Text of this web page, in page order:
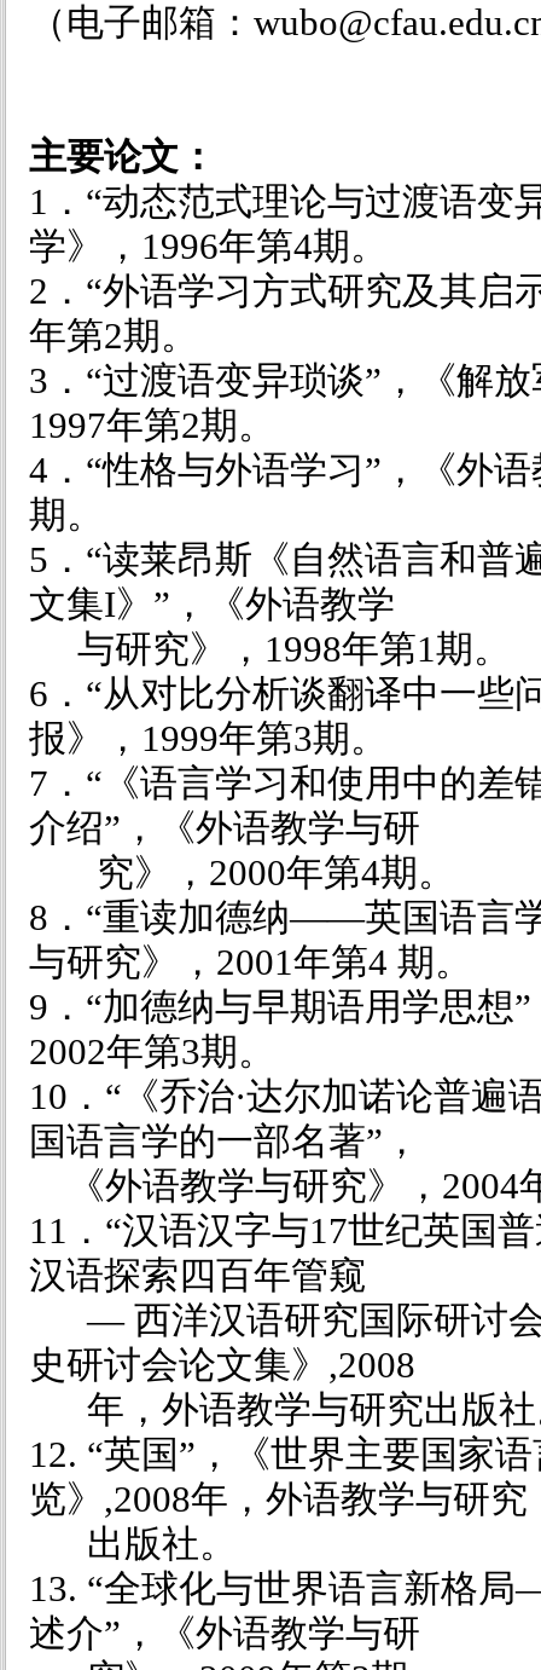
（电子邮箱：
主要论文：
1．“动态范式理论与过渡语变
学》， 1996年第4期。
2．“外语学习方式研究及其启
年第2期。
3．“过渡语变异琐谈”，《解
1997年第2期。
4．“性格与外语学习”，《外
期。
5．“读莱昂斯《自然语言和普
文集I》”，《外语教学
与研究》， 1998年第1期。
6．“从对比分析谈翻译中一些
报》， 1999年第3期。
7．“《语言学习和使用中的
介绍”，《外语教学与研
究》， 2000年第4期。
8．“重读加德纳——英国语言
与研究》， 2001年第4 期。
9．“加德纳与早期语用学思想
2002年第3期。
10．“《乔治·达尔加诺论普
国语言学的一部名著”，
《外语教学与研究》， 2004
11．“汉语汉字与17世纪英国
汉语探索四百年管窥
— 西洋汉语研究国际研讨会
史研讨会论文集》 ,2008
年，外语教学与研究出版
12. “英国”，《世界主要国家
览》 ,2008年，外语教学与研究
出版社。
13. “全球化与世界语言新格
述介”，《外语教学与研